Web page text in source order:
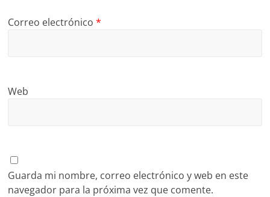
Correo electrónico*
Web
Guarda mi nombre, correo electrónico y web en este
navegador para la próxima vez que comente.